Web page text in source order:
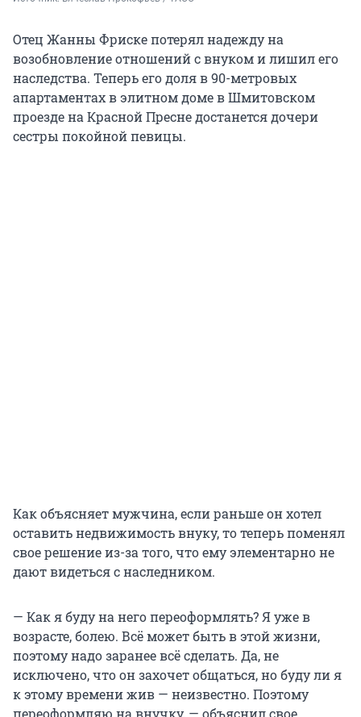
Отец Жанны Фриске потерял надежду на
возобновление отношений с внуком и лишил его
наследства. Теперь его доля в 90-метровых
апартаментах в элитном доме в Шмитовском
проезде на Красной Пресне достанется дочери
сестры покойной певицы.
Как объясняет мужчина, если раньше он хотел
оставить недвижимость внуку, то теперь поменял
свое решение из-за того, что ему элементарно не
дают видеться с наследником.
— Как я буду на него переоформлять? Я уже в
возрасте, болею. Всё может быть в этой жизни,
поэтому надо заранее всё сделать. Да, не
исключено, что он захочет общаться, но буду ли я
к этому времени жив — неизвестно. Поэтому
переоформляю на внучку, — объяснил свое